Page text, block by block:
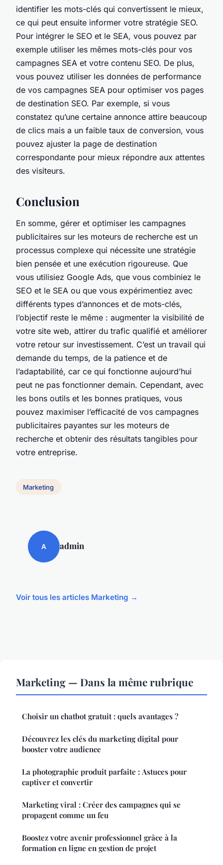
identifier les mots-clés qui convertissent le mieux,
ce qui peut ensuite informer votre stratégie SEO.
Pour intégrer le SEO et le SEA, vous pouvez par
exemple utiliser les mêmes mots-clés pour vos
campagnes SEA et votre contenu SEO. De plus,
vous pouvez utiliser les données de performance
de vos campagnes SEA pour optimiser vos pages
de destination SEO. Par exemple, si vous
constatez qu’une certaine annonce attire beaucoup
de clics mais a un faible taux de conversion, vous
pouvez ajuster la page de destination
correspondante pour mieux répondre aux attentes
des visiteurs.
Conclusion
En somme, gérer et optimiser les campagnes
publicitaires sur les moteurs de recherche est un
processus complexe qui nécessite une stratégie
bien pensée et une exécution rigoureuse. Que
vous utilisiez Google Ads, que vous combiniez le
SEO et le SEA ou que vous expérimentiez avec
différents types d’annonces et de mots-clés,
l’objectif reste le même : augmenter la visibilité de
votre site web, attirer du trafic qualifié et améliorer
votre retour sur investissement. C’est un travail qui
demande du temps, de la patience et de
l’adaptabilité, car ce qui fonctionne aujourd’hui
peut ne pas fonctionner demain. Cependant, avec
les bons outils et les bonnes pratiques, vous
pouvez maximiser l’efficacité de vos campagnes
publicitaires payantes sur les moteurs de
recherche et obtenir des résultats tangibles pour
votre entreprise.
Marketing
A admin
Voir tous les articles Marketing →
Marketing — Dans la même rubrique
Choisir un chatbot gratuit : quels avantages ?
Découvrez les clés du marketing digital pour
booster votre audience
La photographie produit parfaite : Astuces pour
captiver et convertir
Marketing viral : Créer des campagnes qui se
propagent comme un feu
Boostez votre avenir professionnel grâce à la
formation en ligne en gestion de projet